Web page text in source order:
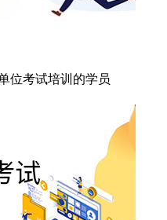
位考试培训的学员